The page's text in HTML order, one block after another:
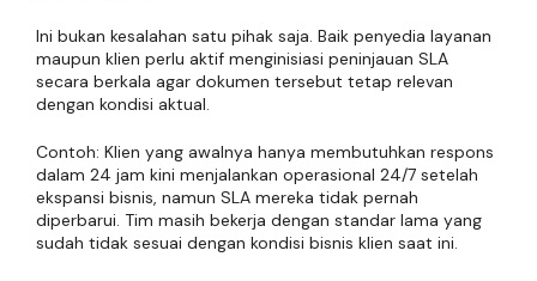
Ini bukan kesalahan satu pihak saja. Baik penyedia layanan
maupun klien perlu aktif menginisiasi peninjauan SLA
secara berkala agar dokumen tersebut tetap relevan
dengan kondisi aktual.
Contoh: Klien yang awalnya hanya membutuhkan respons
dalam 24 jam kini menjalankan operasional 24/7 setelah
ekspansi bisnis, namun SLA mereka tidak pernah
diperbarui. Tim masih bekerja dengan standar lama yang
sudah tidak sesuai dengan kondisi bisnis klien saat ini.